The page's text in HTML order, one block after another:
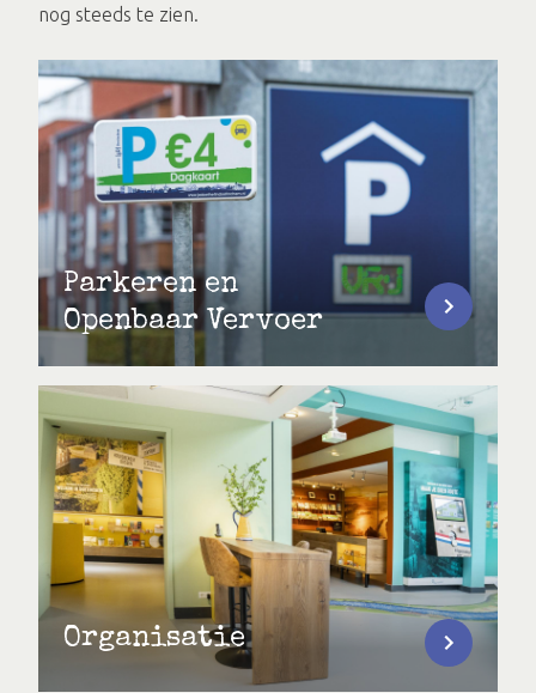
nog steeds te zien.
Parkeren en
Openbaar Vervoer
Organisatie